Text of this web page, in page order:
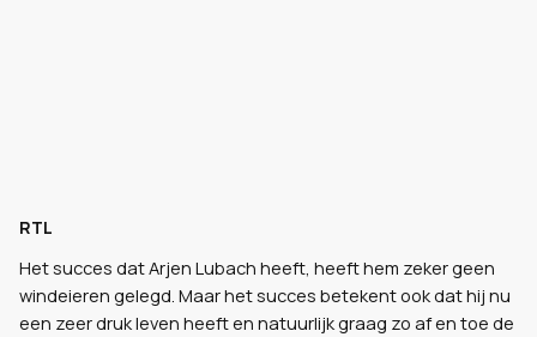
RTL
Het succes dat Arjen Lubach heeft, heeft hem zeker geen
windeieren gelegd. Maar het succes betekent ook dat hij nu
een zeer druk leven heeft en natuurlijk graag zo af en toe de